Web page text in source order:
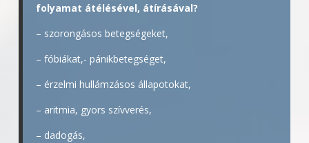
folyamat átélésével, átírásával?
– szorongásos betegségeket,
– fóbiákat,- pánikbetegséget,
– érzelmi hullámzásos állapotokat,
– aritmia, gyors szívverés,
– dadogás,